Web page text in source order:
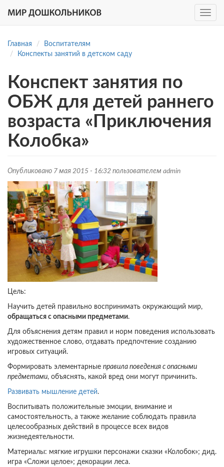
основному
Toggle
Главная
Воспитателям
Конспекты занятий в детском саду
Конспект занятия по
ОБЖ для детей раннего
возраста «Приключения
Колобка»
Опубликовано 7 мая 2015 - 16:32 пользователем admin
Цель:
Научить детей правильно воспринимать окружающий мир,
обращаться с опасными предметами.
Для объяснения детям правил и норм поведения использовать
художественное слово, отдавать предпочтение созданию
игровых ситуаций.
Формировать элементарные правила поведения с опасными
предметами, объяснять, какой вред они могут причинить.
Развивать мышление детей.
Воспитывать положительные эмоции, внимание и
самостоятельность, а также желание соблюдать правила
целесообразных действий в процессе всех видов
жизнедеятельности.
Материалы: мягкие игрушки персонажи сказки «Колобок»; дид.
игра «Сложи целое»; декорации леса.